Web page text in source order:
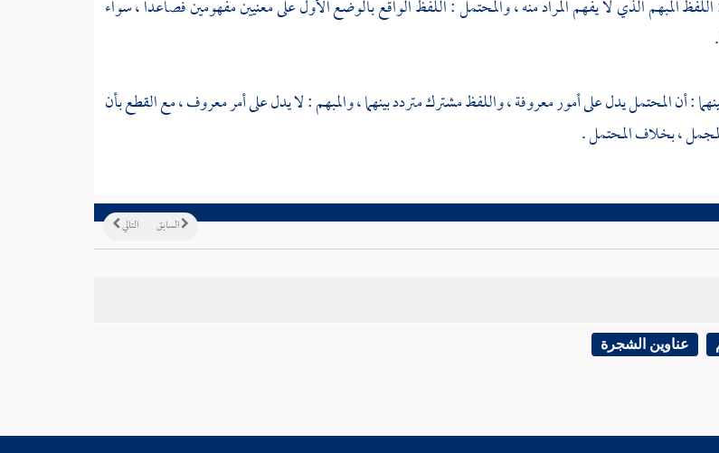
المبهم الذي لا يفهم المراد منه ، والمحتمل : اللفظ الواقع بالوضع الأول على معنيين مفهومين فصاعدا ، سواء
: أن المحتمل يدل على أمور معروفة ، واللفظ مشترك متردد بينهما ، والمبهم : لا يدل على أمر معروف ، مع القطع بأن
، بخلاف المحتمل .
التالي السابق
عناوين الشجرة